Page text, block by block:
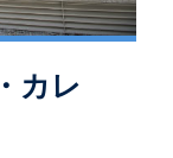
カレ